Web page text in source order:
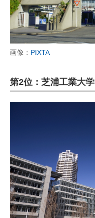
画像： PIXTA
第2位：芝浦工業大学